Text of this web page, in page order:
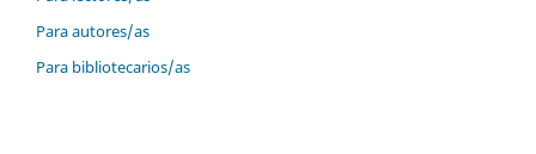
Para autores/as
Para bibliotecarios/as